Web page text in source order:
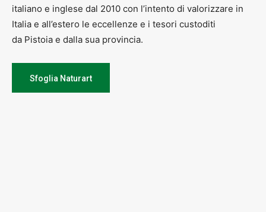
italiano e inglese dal 2010 con l’intento di valorizzare in
Italia e all’estero le eccellenze e i tesori custoditi
da Pistoia e dalla sua provincia.
Sfoglia Naturart